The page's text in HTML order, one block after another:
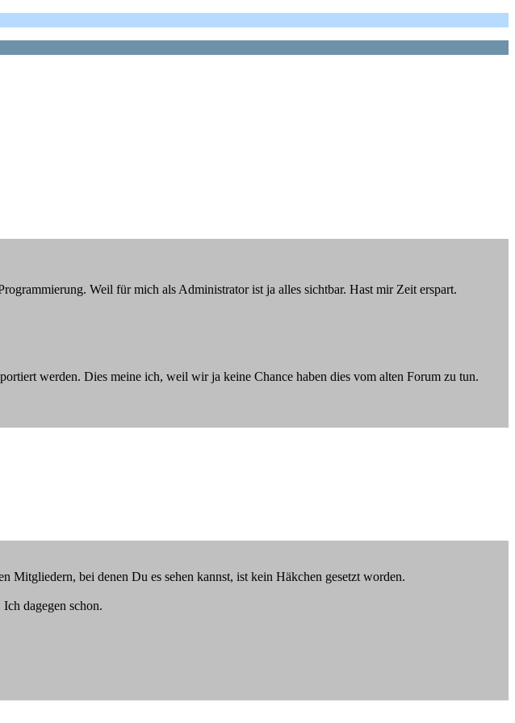
Weil für mich als Administrator ist ja alles sichtbar. Hast mir Zeit erspart.
werden. Dies meine ich, weil wir ja keine Chance haben dies vom alten Forum zu tun.
bei denen Du es sehen kannst, ist kein Häkchen gesetzt worden.
dagegen schon.